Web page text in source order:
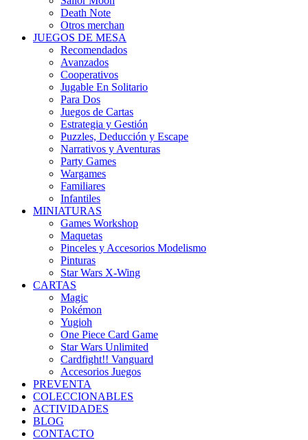
Death Note
Otros merchan
JUEGOS DE MESA
Recomendados
Avanzados
Cooperativos
Jugable En Solitario
Para Dos
Juegos de Cartas
Estrategia y Gestión
Puzzles, Deducción y Escape
Narrativos y Aventuras
Party Games
Wargames
Familiares
Infantiles
MINIATURAS
Games Workshop
Maquetas
Pinceles y Accesorios Modelismo
Pinturas
Star Wars X-Wing
CARTAS
Magic
Pokémon
Yugioh
One Piece Card Game
Star Wars Unlimited
Cardfight!! Vanguard
Accesorios Juegos
PREVENTA
COLECCIONABLES
ACTIVIDADES
BLOG
CONTACTO